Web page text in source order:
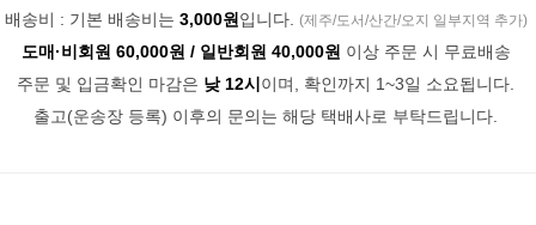
배송비 : 기본 배송비는 3,000원 입니다. (제주/도서/산간/오지 일부지역 추가)
도매·비회원 60,000원 / 일반회원 40,000원 이상 주문 시 무료배송
주문 및 입금확인 마감은 낮 12시 이며, 확인까지 1~3일 소요됩니다.
출고(운송장 등록) 이후의 문의는 해당 택배사로 부탁드립니다.